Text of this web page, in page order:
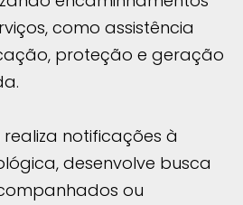
como assistência
proteção e geração
notificações à
desenvolve busca
ou